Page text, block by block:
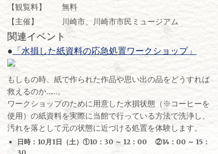
【観覧料】 無料
【主催】 川崎市、川崎市市民ミュージアム
関連イベント
● 「水損した紙資料の応急処置ワークショップ」
もしもの時、紙で作られた作品や思い出の品をどうすれば
救えるのか……。
ワークショップのために用意した水損状態（※コーヒーを
使用）の紙資料を実際に当館で行っている方法で洗浄し、
汚れを落として元の状態に近づける処置を体験します。
日時：10月1日（土）①10：30 ～ 12：00 ②14：00 ～ 15：